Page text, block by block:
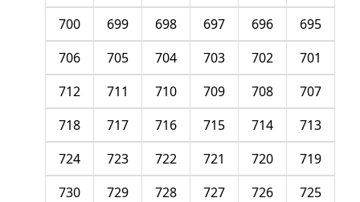
695
696
697
698
699
700
701
702
703
704
705
706
707
708
709
710
711
712
713
714
715
716
717
718
719
720
721
722
723
724
725
726
727
728
729
730